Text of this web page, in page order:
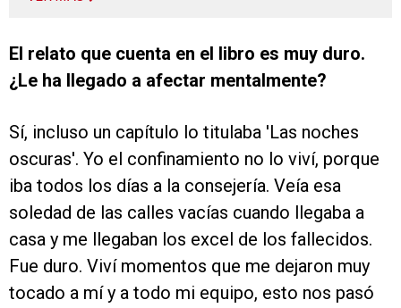
El relato que cuenta en el libro es muy duro.
¿Le ha llegado a afectar mentalmente?
Sí, incluso un capítulo lo titulaba 'Las noches
oscuras'. Yo el confinamiento no lo viví, porque
iba todos los días a la consejería. Veía esa
soledad de las calles vacías cuando llegaba a
casa y me llegaban los excel de los fallecidos.
Fue duro. Viví momentos que me dejaron muy
tocado a mí y a todo mi equipo, esto nos pasó